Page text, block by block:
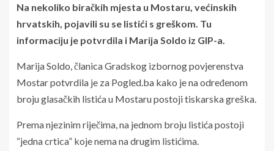
Na nekoliko biračkih mjesta u Mostaru, većinskih
hrvatskih, pojavili su se listići s greškom. Tu
informaciju je potvrdila i Marija Soldo iz GIP-a.
Marija Soldo, članica Gradskog izbornog povjerenstva
Mostar potvrdila je za Pogled.ba kako je na određenom
broju glasačkih listića u Mostaru postoji tiskarska greška.
Prema njezinim riječima, na jednom broju listića postoji
“jedna crtica” koje nema na drugim listićima.